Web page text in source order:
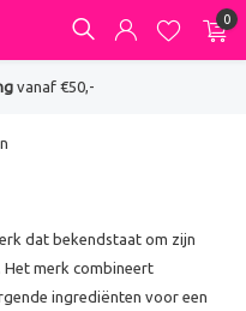
0
vanaf €50,-
dat bekendstaat om zijn
merk combineert
ingrediënten voor een